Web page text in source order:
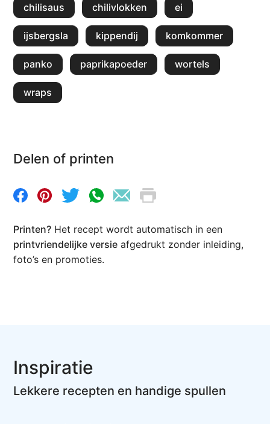
chilisaus chilivlokken ei
ijsbergsla kippendij komkommer
panko paprikapoeder wortels
wraps
Delen of printen
Printen? Het recept wordt automatisch in een
printvriendelijke versie afgedrukt zonder inleiding,
foto’s en promoties.
Inspiratie
Lekkere recepten en handige spullen